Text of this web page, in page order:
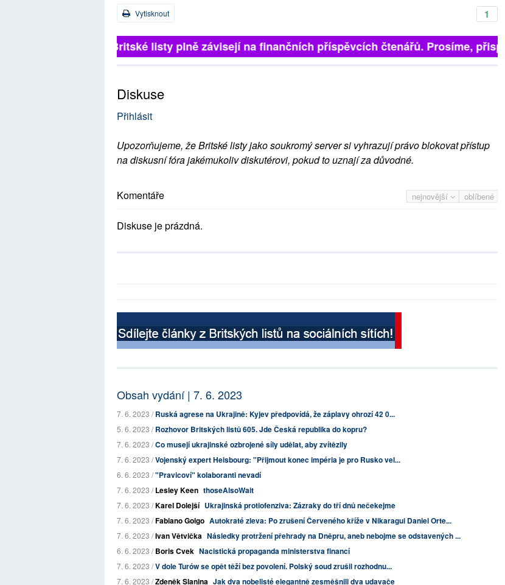
1
Vytisknout
Britské listy plně závisejí na finančních příspěvcích čtenářů. Prosíme,
Diskuse
Přihlásit
Upozorňujeme, že Britské listy jako soukromý server si vyhrazují právo blokovat přístup
na diskusní fóra jakémukoliv diskutérovi, pokud to uznají za důvodné.
nejnovější oblíbené
Komentáře
Diskuse je prázdná.
Obsah vydání | 7. 6. 2023
7. 6. 2023 /Ruská agrese na Ukrajině: Kyjev předpovídá, že záplavy ohrozí 42 0...
5. 6. 2023 /Rozhovor Britských listů 605. Jde Česká republika do kopru?
7. 6. 2023 /Co musejí ukrajinské ozbrojené síly udělat, aby zvítězily
7. 6. 2023 /Vojenský expert Heisbourg: "Přijmout konec impéria je pro Rusko vel...
6. 6. 2023 /"Pravicoví" kolaboranti nevadí
7. 6. 2023 /Lesley Keen thoseAlsoWait
7. 6. 2023 /Karel Dolejší Ukrajinská protiofenziva: Zázraky do tří dnů nečekejme
7. 6. 2023 /Fabiano Golgo Autokraté zleva: Po zrušení Červeného kříže v Nikaragui Daniel Orte...
7. 6. 2023 /Ivan Větvička Následky protržení přehrady na Dněpru, aneb nebojme se odstavených ...
6. 6. 2023 /Boris Cvek Nacistická propaganda ministerstva financí
7. 6. 2023 /V dole Turów se opět těží bez povolení. Polský soud zrušil rozhodnu...
7. 6. 2023 /Zdeněk Slanina Jak dva nobelisté elegantně zesměšnili dva udavače